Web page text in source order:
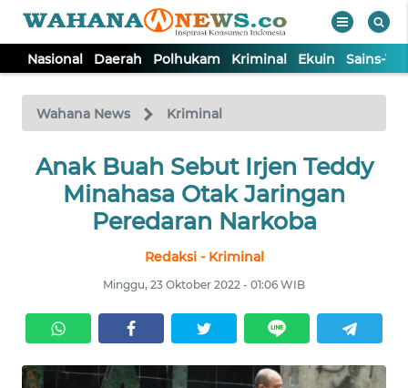
Nasional Daerah Polhukam Kriminal Ekuin Sains-
Wahana News Kriminal
Anak Buah Sebut Irjen Teddy
Minahasa Otak Jaringan
Peredaran Narkoba
Redaksi - Kriminal
Minggu, 23 Oktober 2022 - 01:06 WIB
TV
Tutup
NASIONAL
KRIMINAL
EKUIN